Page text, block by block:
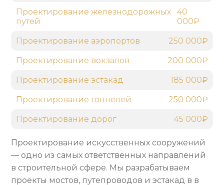
Проектирование искусственных сооружений
— одно из самых ответственных направлений
в строительной сфере. Мы разрабатываем
проекты мостов, путепроводов и эстакад в в
Проектирование железнодорожных
путей
40
000₽
Проектирование аэропортов 250 000₽
Проектирование вокзалов 200 000₽
Проектирование эстакад 185 000₽
Проектирование тоннелей 250 000₽
Проектирование дорог 45 000₽